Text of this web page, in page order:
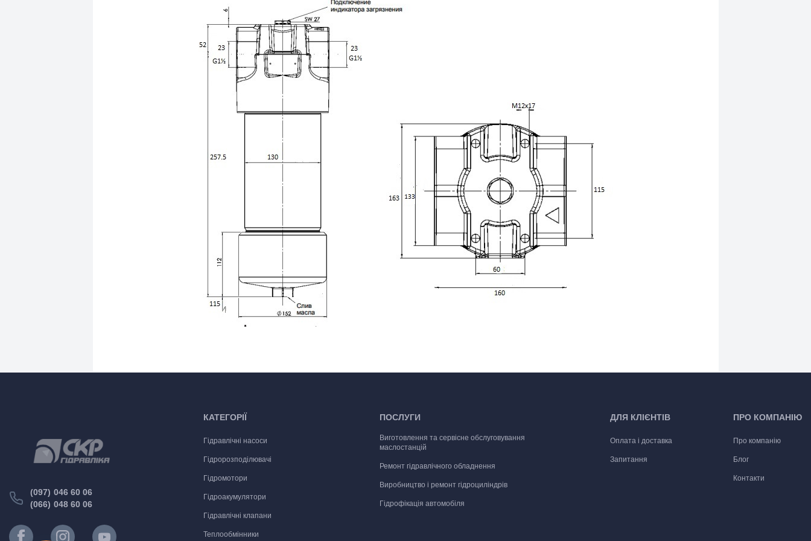
(097) 046 60 06
(066) 048 60 06
КАТЕГОРІЇ
Гідравлічні насоси
Гідророзподілювачі
Гідромотори
Гідроакумулятори
Гідравлічні клапани
Теплообмінники
ПОСЛУГИ
Виготовлення та сервісне обслуговування
маслостанцій
Ремонт гідравлічного обладнення
Виробництво і ремонт гідроциліндрів
Гідрофікація автомобіля
ДЛЯ КЛІЄНТІВ
Оплата і доставка
Запитання
ПРО КОМПАНІЮ
Про компанію
Блог
Контакти